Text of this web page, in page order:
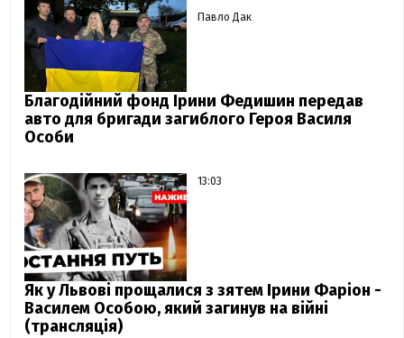
Павло Дак
Благодійний фонд Ірини Федишин передав
авто для бригади загиблого Героя Василя
Особи
13:03
Як у Львові прощалися з зятем Ірини Фаріон -
Василем Особою, який загинув на війні
(трансляція)